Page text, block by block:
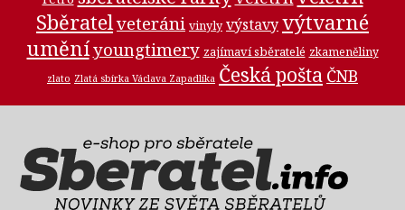
Sběratelveteráni vinyly výstavyvýtvarné
uměníyoungtimery zajímaví sběratelé zkameněliny
zlato Zlatá sbírka Václava Zapadlíka Česká pošta ČNB